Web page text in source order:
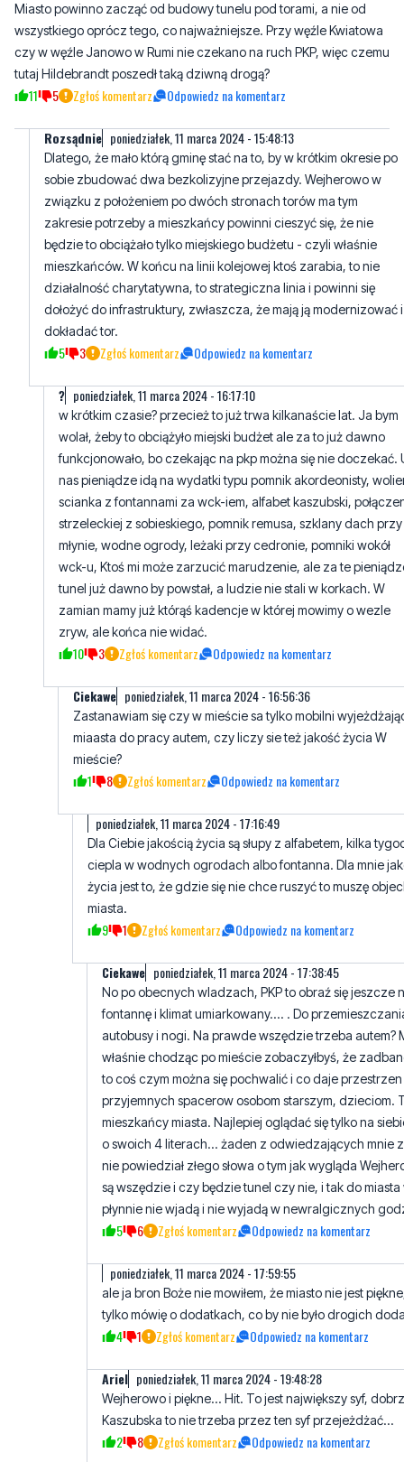
Miasto powinno zacząć od budowy tunelu pod torami, a nie od
wszystkiego oprócz tego, co najważniejsze. Przy węźle Kwiatowa
czy w węźle Janowo w Rumi nie czekano na ruch PKP, więc czemu
tutaj Hildebrandt poszedł taką dziwną drogą?
11 5 Zgłoś komentarz Odpowiedz na komentarz
Rozsądnie poniedziałek, 11 marca 2024 - 15:48:13
Dlatego, że mało którą gminę stać na to, by w krótkim okresie po
sobie zbudować dwa bezkolizyjne przejazdy. Wejherowo w
związku z położeniem po dwóch stronach torów ma tym
zakresie potrzeby a mieszkańcy powinni cieszyć się, że nie
będzie to obciążało tylko miejskiego budżetu - czyli właśnie
mieszkańców. W końcu na linii kolejowej ktoś zarabia, to nie
działalność charytatywna, to strategiczna linia i powinni się
dołożyć do infrastruktury, zwłaszcza, że mają ją modernizować i
dokładać tor.
5 3 Zgłoś komentarz Odpowiedz na komentarz
? poniedziałek, 11 marca 2024 - 16:17:10
w krótkim czasie? przecież to już trwa kilkanaście lat. Ja bym
wolał, żeby to obciążyło miejski budżet ale za to już dawno
funkcjonowało, bo czekając na pkp można się nie doczekać.
nas pieniądze idą na wydatki typu pomnik akordeonisty,
scianka z fontannami za wck-iem, alfabet kaszubski,
strzeleckiej z sobieskiego, pomnik remusa, szklany dach przy
młynie, wodne ogrody, leżaki przy cedronie, pomniki wokół
wck-u, Ktoś mi może zarzucić marudzenie, ale za te
tunel już dawno by powstał, a ludzie nie stali w korkach. W
zamian mamy już którąś kadencje w której mowimy o wezle
zryw, ale końca nie widać.
10 3 Zgłoś komentarz Odpowiedz na komentarz
Ciekawe poniedziałek, 11 marca 2024 - 16:56:36
Zastanawiam się czy w mieście sa tylko mobilni
miaasta do pracy autem, czy liczy sie też jakość życia W
mieście?
1 8 Zgłoś komentarz Odpowiedz na komentarz
poniedziałek, 11 marca 2024 - 17:16:49
Dla Ciebie jakością życia są słupy z alfabetem, kilka
ciepla w wodnych ogrodach albo fontanna. Dla mnie
życia jest to, że gdzie się nie chce ruszyć to muszę
miasta.
9 1 Zgłoś komentarz Odpowiedz na komentarz
Ciekawe poniedziałek, 11 marca 2024 - 17:38:45
No po obecnych wladzach, PKP to obraź się jeszcze
fontannę i klimat umiarkowany.... . Do
autobusy i nogi. Na prawde wszędzie trzeba autem?
właśnie chodząc po mieście zobaczyłbyś, że
to coś czym można się pochwalić i co daje
przyjemnych spacerow osobom starszym, dzieciom.
mieszkańcy miasta. Najlepiej oglądać się tylko na
o swoich 4 literach... żaden z odwiedzających mnie
nie powiedział złego słowa o tym jak wygląda
są wszędzie i czy będzie tunel czy nie, i tak do
płynnie nie wjadą i nie wyjadą w newralgicznych
5 6 Zgłoś komentarz Odpowiedz na komentarz
poniedziałek, 11 marca 2024 - 17:59:55
ale ja bron Boże nie mowiłem, że miasto nie jest
tylko mówię o dodatkach, co by nie było drogich
4 1 Zgłoś komentarz Odpowiedz na komentarz
Ariel poniedziałek, 11 marca 2024 - 19:48:28
Wejherowo i piękne... Hit. To jest największy syf,
Kaszubska to nie trzeba przez ten syf przejeżdżać...
2 8 Zgłoś komentarz Odpowiedz na komentarz